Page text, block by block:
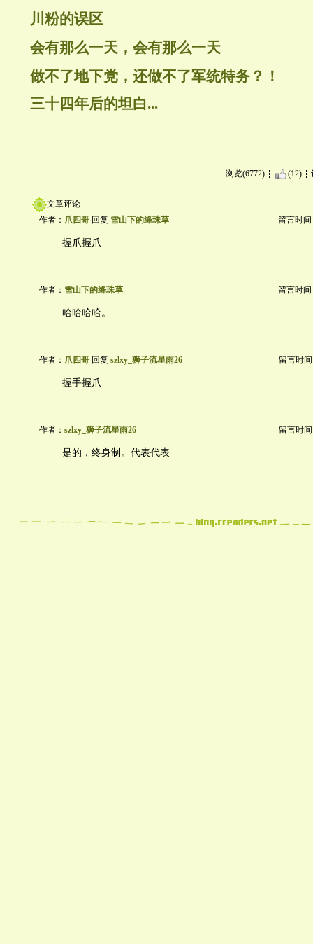
川粉的误区
会有那么一天，会有那么一天
做不了地下党，还做不了军统特务？！
三十四年后的坦白...
浏览(6772) (12)
文章评论
作者： 爪四哥 回复 雪山下的绛珠草 留言时间
握爪握爪
作者： 雪山下的绛珠草 留言时间
哈哈哈哈。
作者： 爪四哥 回复 szlxy_狮子流星雨26 留言时间
握手握爪
作者： szlxy_狮子流星雨26 留言时间
是的，终身制。代表代表